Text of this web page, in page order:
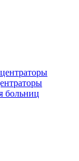
больниц